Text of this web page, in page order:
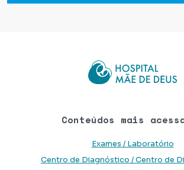
Conteúdos mais
Exames / Laboratório
Centro de Diagnóstico / Centro de